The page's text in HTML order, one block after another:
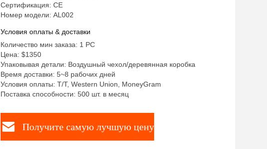
Сертификация: CE
Номер модели: AL002
Условия оплаты & доставки
Количество мин заказа: 1 PC
Цена: $1350
Упаковывая детали: Воздушный чехол/деревянная коробка
Время доставки: 5~8 рабочих дней
Условия оплаты: T/T, Western Union, MoneyGram
Поставка способности: 500 шт. в месяц
Получите самую лучшую цену